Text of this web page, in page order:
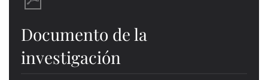
Documento de la
investigación